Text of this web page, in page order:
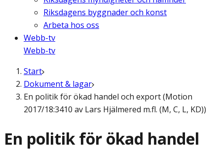
Riksdagens byggnader och konst
Arbeta hos oss
Webb-tv
Webb-tv
Start
Dokument & lagar
En politik för ökad handel och export (Motion
2017/18:3410 av Lars Hjälmered m.fl. (M, C, L, KD))
En politik för ökad handel